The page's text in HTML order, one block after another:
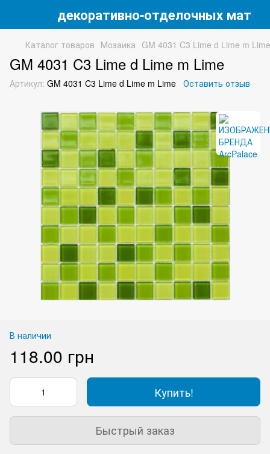
декоративно-отделочных
Каталог товаров Мозаика GM 4031 C3 Lime d Lime m Lime
GM 4031 C3 Lime d Lime m Lime
Артикул: GM 4031 C3 Lime d Lime m Lime Оставить отзыв
В наличии
118.00 грн
Купить!
Быстрый заказ